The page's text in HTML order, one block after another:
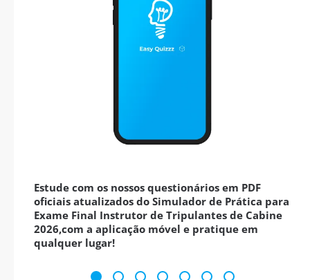
Estude com os nossos questionários em PDF
oficiais atualizados do Simulador de Prática para
Exame Final Instrutor de Tripulantes de Cabine
2026,com a aplicação móvel e pratique em
qualquer lugar!